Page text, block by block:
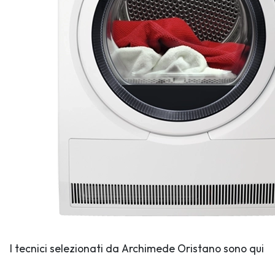
I tecnici selezionati da Archimede Oristano sono qui